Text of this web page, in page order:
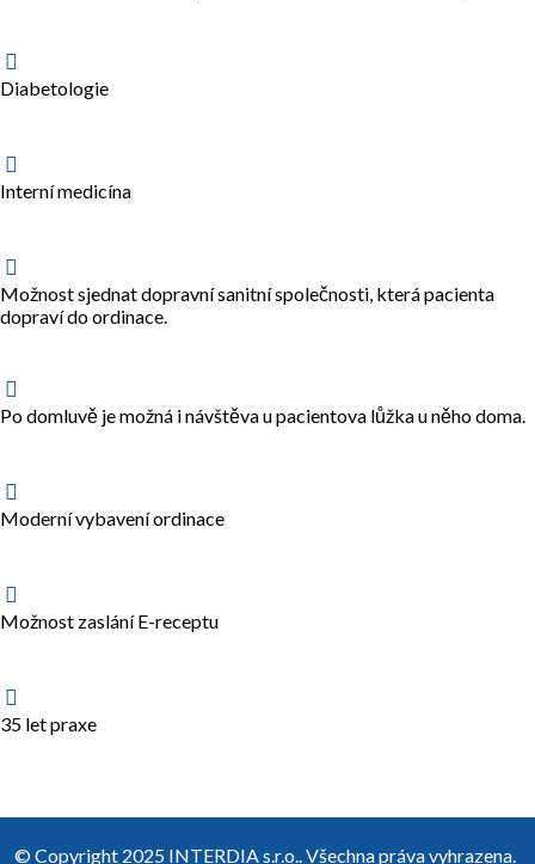
Diabetologie
Interní medicína
Možnost sjednat dopravní sanitní společnosti, která pacienta
dopraví do ordinace.
Po domluvě je možná i návštěva u pacientova lůžka u něho doma.
Moderní vybavení ordinace
Možnost zaslání E-receptu
35 let praxe
© Copyright 2025 INTERDIA s.r.o.. Všechna práva vyhrazena.